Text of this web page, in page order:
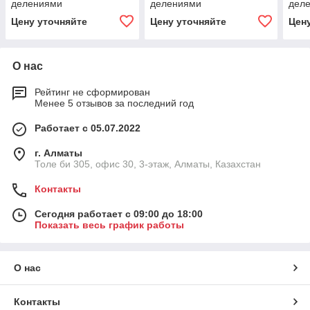
делениями
Цену уточняйте
делениями
Цену уточняйте
О нас
Рейтинг не сформирован
Менее 5 отзывов за последний год
Работает с 05.07.2022
г. Алматы
Толе би 305, офис 30, 3-этаж, Алматы, Казахстан
Контакты
Сегодня работает с 09:00 до 18:00
Показать весь график работы
О нас
Контакты